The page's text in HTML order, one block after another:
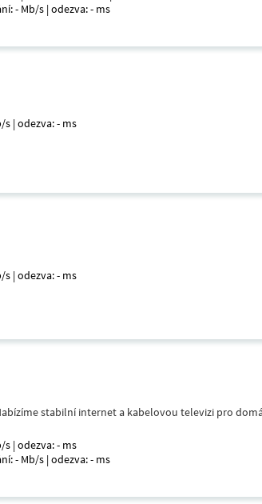
- Mb/s | odezva: - ms
s | odezva: - ms
s | odezva: - ms
stabilní internet a kabelovou televizi pro
s | odezva: - ms
- Mb/s | odezva: - ms